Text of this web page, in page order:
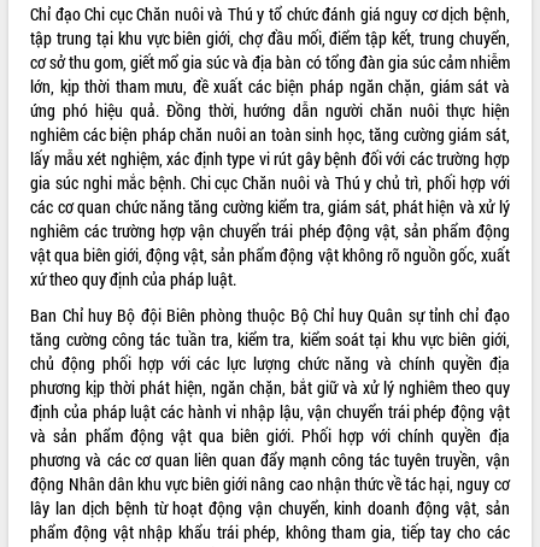
VIDEO
Khám bệnh, cấp phát thuốc miễn phí
và tặng quà người dân xã Cư Pui
Hội nghị UBND tỉnh Đắk Lắk thường kỳ
tháng 7/2026
Lễ truy tặng danh hiệu “Bà Mẹ Việt
Nam Anh hùng” và trao Huân chương
Lao động
UBND tỉnh Đắk Lắk triển khai nhiệm
vụ 6 tháng cuối năm 2026
Kỳ họp thứ Hai, Hội đồng nhân dân
tỉnh khóa XI quyết nghị nhiều nội dung
ALBUM ẢNH
Chỉ đạo Chi cục Chăn nuôi và Thú y tổ chức đánh giá nguy cơ dịch bệnh,
tập trung tại khu vực biên giới, chợ đầu mối, điểm tập kết, trung chuyển,
cơ sở thu gom, giết mổ gia súc và địa bàn có tổng đàn gia súc cảm nhiễm
lớn, kịp thời tham mưu, đề xuất các biện pháp ngăn chặn, giám sát và
ứng phó hiệu quả. Đồng thời, hướng dẫn người chăn nuôi thực hiện
nghiêm các biện pháp chăn nuôi an toàn sinh học, tăng cường giám sát,
lấy mẫu xét nghiệm, xác định type vi rút gây bệnh đối với các trường hợp
gia súc nghi mắc bệnh. Chi cục Chăn nuôi và Thú y chủ trì, phối hợp với
các cơ quan chức năng tăng cường kiểm tra, giám sát, phát hiện và xử lý
nghiêm các trường hợp vận chuyển trái phép động vật, sản phẩm động
vật qua biên giới, động vật, sản phẩm động vật không rõ nguồn gốc, xuất
xứ theo quy định của pháp luật.
Ban Chỉ huy Bộ đội Biên phòng thuộc Bộ Chỉ huy Quân sự tỉnh chỉ đạo
tăng cường công tác tuần tra, kiểm tra, kiểm soát tại khu vực biên giới,
chủ động phối hợp với các lực lượng chức năng và chính quyền địa
phương kịp thời phát hiện, ngăn chặn, bắt giữ và xử lý nghiêm theo quy
định của pháp luật các hành vi nhập lậu, vận chuyển trái phép động vật
và sản phẩm động vật qua biên giới. Phối hợp với chính quyền địa
phương và các cơ quan liên quan đẩy mạnh công tác tuyên truyền, vận
động Nhân dân khu vực biên giới nâng cao nhận thức về tác hại, nguy cơ
lây lan dịch bệnh từ hoạt động vận chuyển, kinh doanh động vật, sản
phẩm động vật nhập khẩu trái phép, không tham gia, tiếp tay cho các